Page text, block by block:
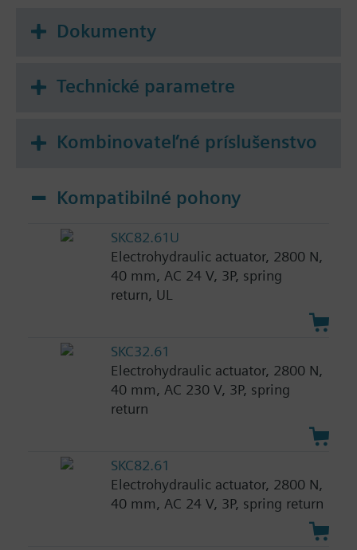
Dokumenty
Technické parametre
Kombinovateľné príslušenstvo
Kompatibilné pohony
SKC82.61U
Electrohydraulic actuator, 2800 N,
40 mm, AC 24 V, 3P, spring
return, UL
SKC32.61
Electrohydraulic actuator, 2800 N,
40 mm, AC 230 V, 3P, spring
return
SKC82.61
Electrohydraulic actuator, 2800 N,
40 mm, AC 24 V, 3P, spring return